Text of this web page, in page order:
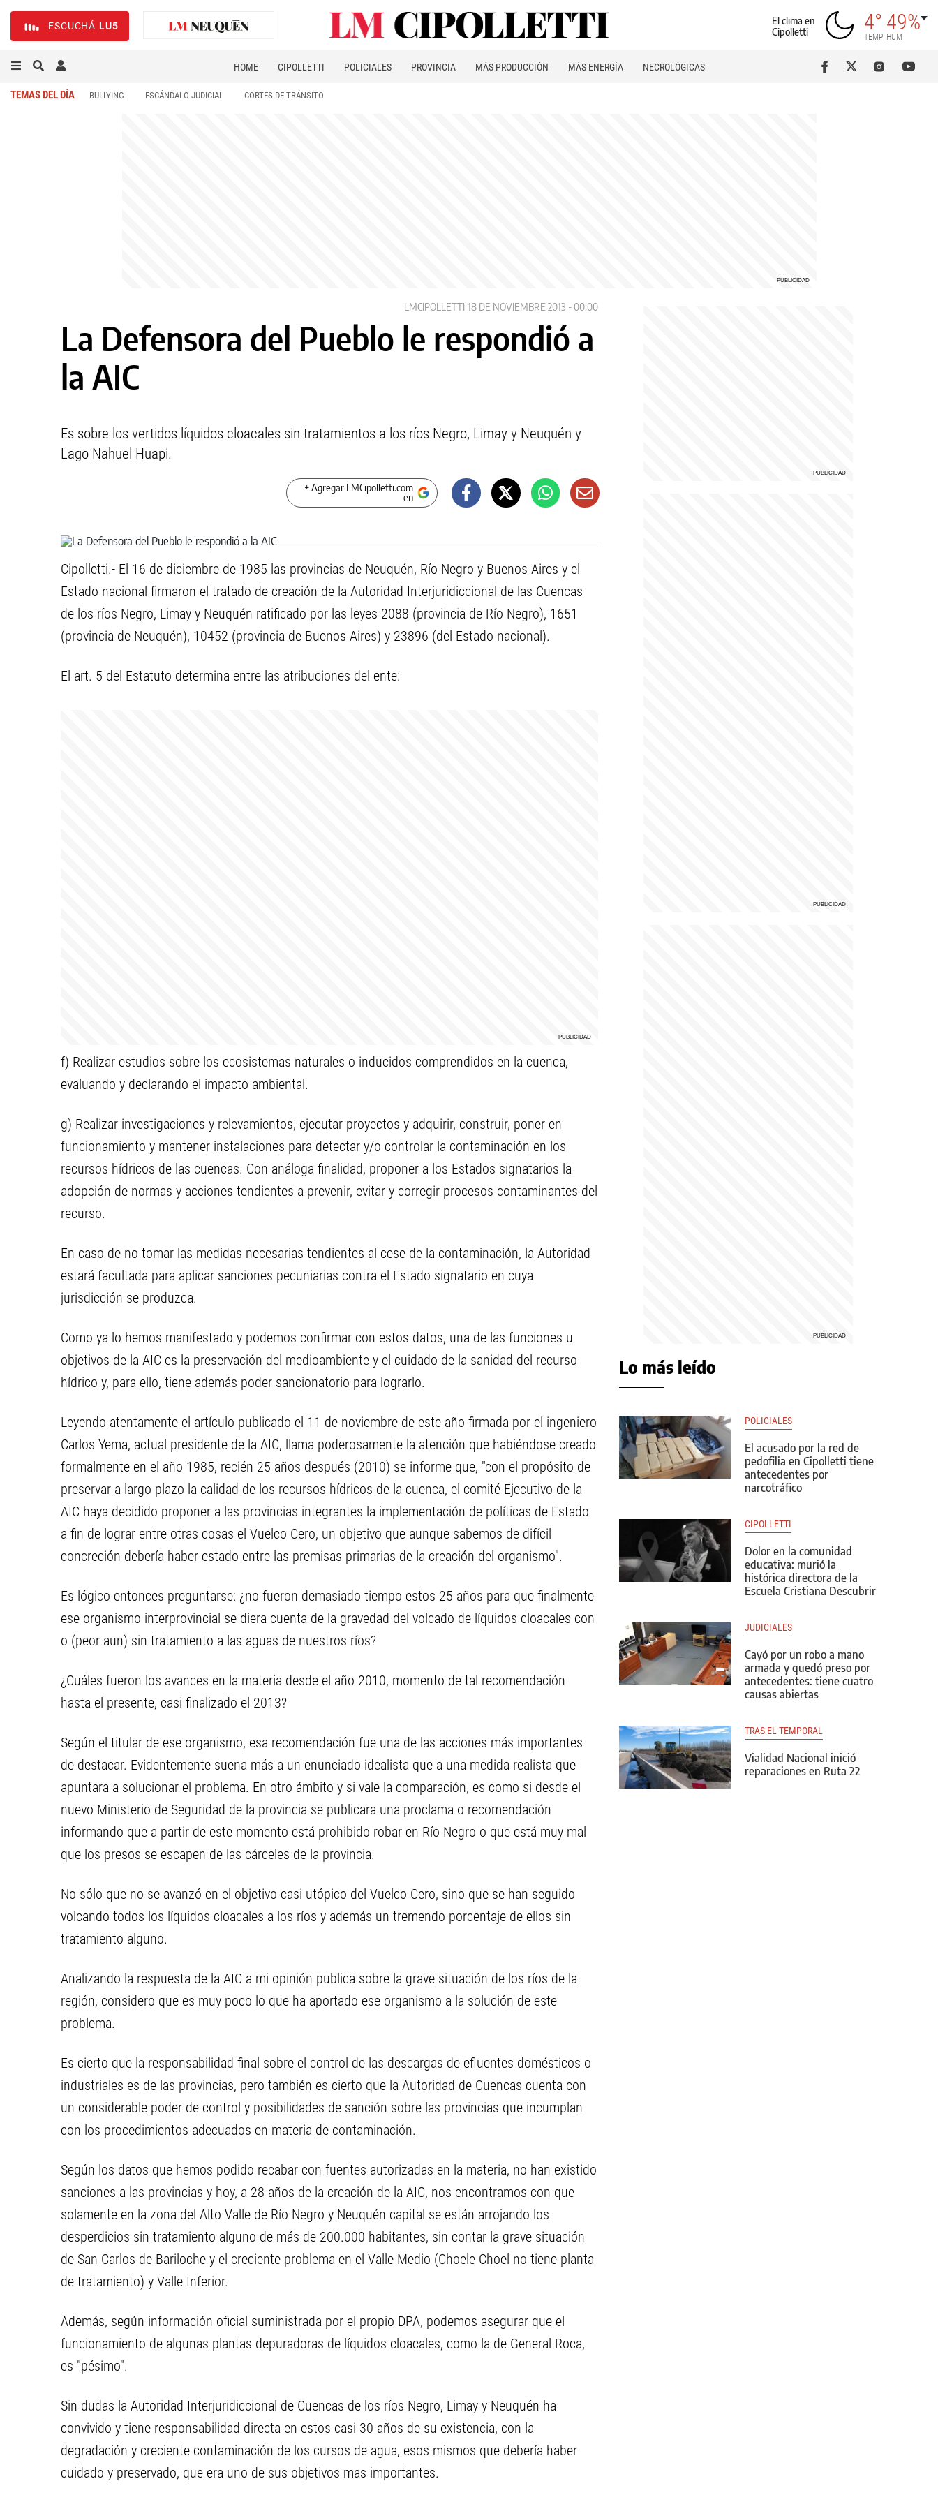
ESCUCHÁ LU5
El clima en
Cipolletti
4°
TEMP
49%
HUM
HOME CIPOLLETTI POLICIALES PROVINCIA MÁS PRODUCCIÓN MÁS ENERGÍA NECROLÓGICAS
TEMAS DEL DÍA BULLYING ESCÁNDALO JUDICIAL CORTES DE TRÁNSITO
LMCIPOLLETTI 18 DE NOVIEMBRE 2013 - 00:00
La Defensora del Pueblo le respondió a
la AIC
Es sobre los vertidos líquidos cloacales sin tratamientos a los ríos Negro, Limay y Neuquén y
Lago Nahuel Huapi.
+ Agregar LMCipolletti.com
en
Cipolletti.- El 16 de diciembre de 1985 las provincias de Neuquén, Río Negro y Buenos Aires y el
Estado nacional firmaron el tratado de creación de la Autoridad Interjuridiccional de las Cuencas
de los ríos Negro, Limay y Neuquén ratificado por las leyes 2088 (provincia de Río Negro), 1651
(provincia de Neuquén), 10452 (provincia de Buenos Aires) y 23896 (del Estado nacional).
El art. 5 del Estatuto determina entre las atribuciones del ente:
f) Realizar estudios sobre los ecosistemas naturales o inducidos comprendidos en la cuenca,
evaluando y declarando el impacto ambiental.
g) Realizar investigaciones y relevamientos, ejecutar proyectos y adquirir, construir, poner en
funcionamiento y mantener instalaciones para detectar y/o controlar la contaminación en los
recursos hídricos de las cuencas. Con análoga finalidad, proponer a los Estados signatarios la
adopción de normas y acciones tendientes a prevenir, evitar y corregir procesos contaminantes del
recurso.
En caso de no tomar las medidas necesarias tendientes al cese de la contaminación, la Autoridad
estará facultada para aplicar sanciones pecuniarias contra el Estado signatario en cuya
jurisdicción se produzca.
Como ya lo hemos manifestado y podemos confirmar con estos datos, una de las funciones u
objetivos de la AIC es la preservación del medioambiente y el cuidado de la sanidad del recurso
hídrico y, para ello, tiene además poder sancionatorio para lograrlo.
Leyendo atentamente el artículo publicado el 11 de noviembre de este año firmada por el ingeniero
Carlos Yema, actual presidente de la AIC, llama poderosamente la atención que habiéndose creado
formalmente en el año 1985, recién 25 años después (2010) se informe que, "con el propósito de
preservar a largo plazo la calidad de los recursos hídricos de la cuenca, el comité Ejecutivo de la
AIC haya decidido proponer a las provincias integrantes la implementación de políticas de Estado
a fin de lograr entre otras cosas el Vuelco Cero, un objetivo que aunque sabemos de difícil
concreción debería haber estado entre las premisas primarias de la creación del organismo".
Es lógico entonces preguntarse: ¿no fueron demasiado tiempo estos 25 años para que finalmente
ese organismo interprovincial se diera cuenta de la gravedad del volcado de líquidos cloacales con
o (peor aun) sin tratamiento a las aguas de nuestros ríos?
¿Cuáles fueron los avances en la materia desde el año 2010, momento de tal recomendación
hasta el presente, casi finalizado el 2013?
Según el titular de ese organismo, esa recomendación fue una de las acciones más importantes
de destacar. Evidentemente suena más a un enunciado idealista que a una medida realista que
apuntara a solucionar el problema. En otro ámbito y si vale la comparación, es como si desde el
nuevo Ministerio de Seguridad de la provincia se publicara una proclama o recomendación
informando que a partir de este momento está prohibido robar en Río Negro o que está muy mal
que los presos se escapen de las cárceles de la provincia.
No sólo que no se avanzó en el objetivo casi utópico del Vuelco Cero, sino que se han seguido
volcando todos los líquidos cloacales a los ríos y además un tremendo porcentaje de ellos sin
tratamiento alguno.
Analizando la respuesta de la AIC a mi opinión publica sobre la grave situación de los ríos de la
región, considero que es muy poco lo que ha aportado ese organismo a la solución de este
problema.
Es cierto que la responsabilidad final sobre el control de las descargas de efluentes domésticos o
industriales es de las provincias, pero también es cierto que la Autoridad de Cuencas cuenta con
un considerable poder de control y posibilidades de sanción sobre las provincias que incumplan
con los procedimientos adecuados en materia de contaminación.
Según los datos que hemos podido recabar con fuentes autorizadas en la materia, no han existido
sanciones a las provincias y hoy, a 28 años de la creación de la AIC, nos encontramos con que
solamente en la zona del Alto Valle de Río Negro y Neuquén capital se están arrojando los
desperdicios sin tratamiento alguno de más de 200.000 habitantes, sin contar la grave situación
de San Carlos de Bariloche y el creciente problema en el Valle Medio (Choele Choel no tiene planta
de tratamiento) y Valle Inferior.
Además, según información oficial suministrada por el propio DPA, podemos asegurar que el
funcionamiento de algunas plantas depuradoras de líquidos cloacales, como la de General Roca,
es "pésimo".
Sin dudas la Autoridad Interjuridiccional de Cuencas de los ríos Negro, Limay y Neuquén ha
convivido y tiene responsabilidad directa en estos casi 30 años de su existencia, con la
degradación y creciente contaminación de los cursos de agua, esos mismos que debería haber
cuidado y preservado, que era uno de sus objetivos mas importantes.
Lo más leído
POLICIALES
El acusado por la red de
pedofilia en Cipolletti tiene
antecedentes por
narcotráfico
CIPOLLETTI
Dolor en la comunidad
educativa: murió la
histórica directora de la
Escuela Cristiana Descubrir
JUDICIALES
Cayó por un robo a mano
armada y quedó preso por
antecedentes: tiene cuatro
causas abiertas
TRAS EL TEMPORAL
Vialidad Nacional inició
reparaciones en Ruta 22